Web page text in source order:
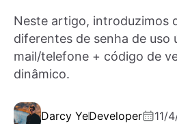
Neste artigo, introduzimos
diferentes de senha de uso
mail/telefone + código de
dinâmico.
Darcy YeDeveloper 11/